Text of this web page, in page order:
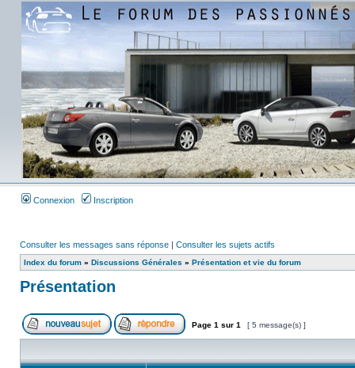
Connexion Inscription
Consulter les messages sans réponse | Consulter les sujets actifs
Index du forum » Discussions Générales » Présentation et vie du forum
Présentation
Page 1 sur 1 [ 5 message(s) ]